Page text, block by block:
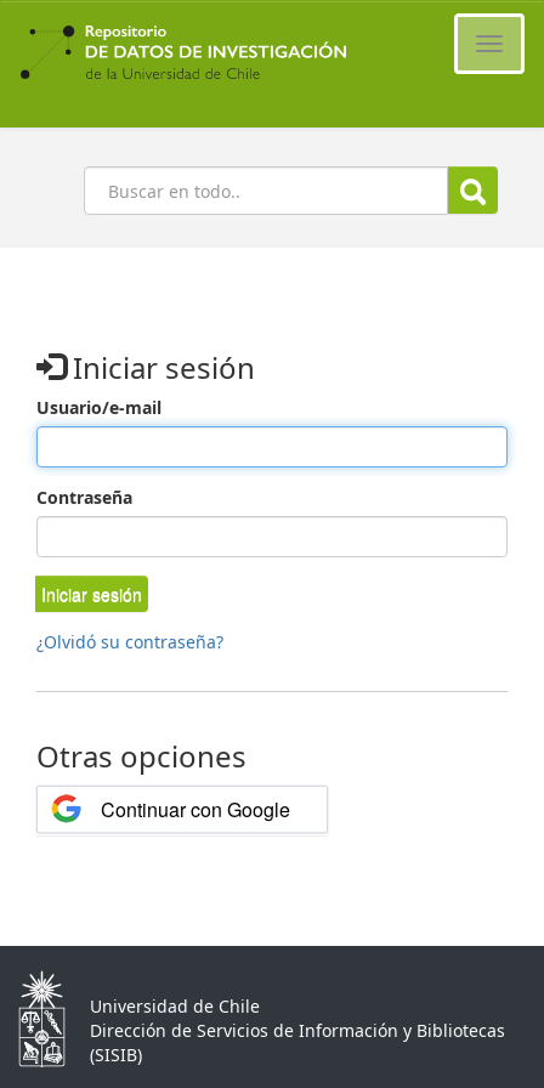
Ir
contenido
principal
Buscar
Iniciar sesión
Usuario/e-mail
Contraseña
Iniciar sesión
¿Olvidó su contraseña?
Otras opciones
Continuar con Google
Universidad de Chile
Dirección de Servicios de Información y Bibliotecas
(SISIB)